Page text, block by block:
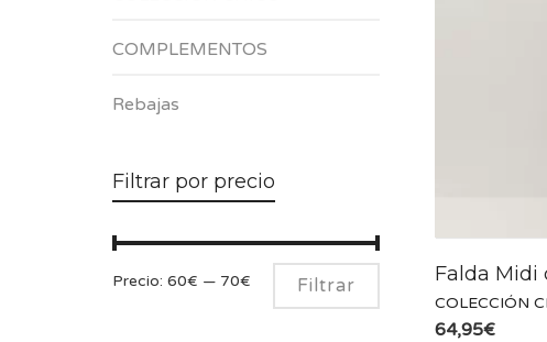
Falda Midi
COLECCIÓN
64,95€
COMPLEMENTOS
Rebajas
Filtrar por precio
Filtrar
Precio: 60€ — 70€